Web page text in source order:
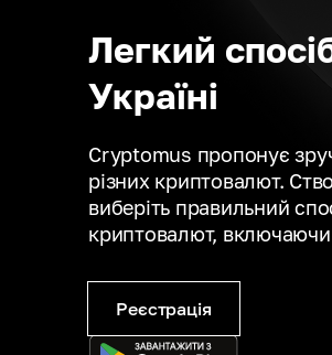
Легкий
Україні
Cryptomus пропонує
різних криптовалют.
виберіть правильний
криптовалют,
Реєстрація